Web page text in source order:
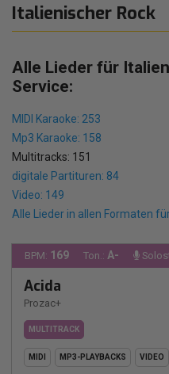
Italienischer Rock
Alle Lieder für
Service:
MIDI Karaoke: 253
Mp3 Karaoke: 158
Multitracks: 151
digitale Partituren: 84
Video: 149
Alle Lieder in allen Formaten
BPM: 169 Ton.: A-
Acida
Prozac+
MULTITRACK
MIDI MP3-PLAYBACKS VIDEO